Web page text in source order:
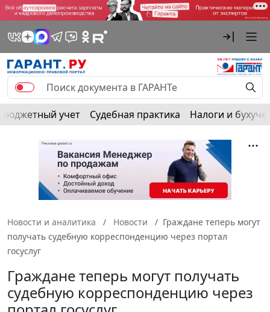
Бюджетный учет Судебная практика Налоги и
Новости и аналитика Новости
Граждане теперь могут
получать судебную корреспонденцию через портал
госуслуг
Граждане теперь могут получать
судебную корреспонденцию через